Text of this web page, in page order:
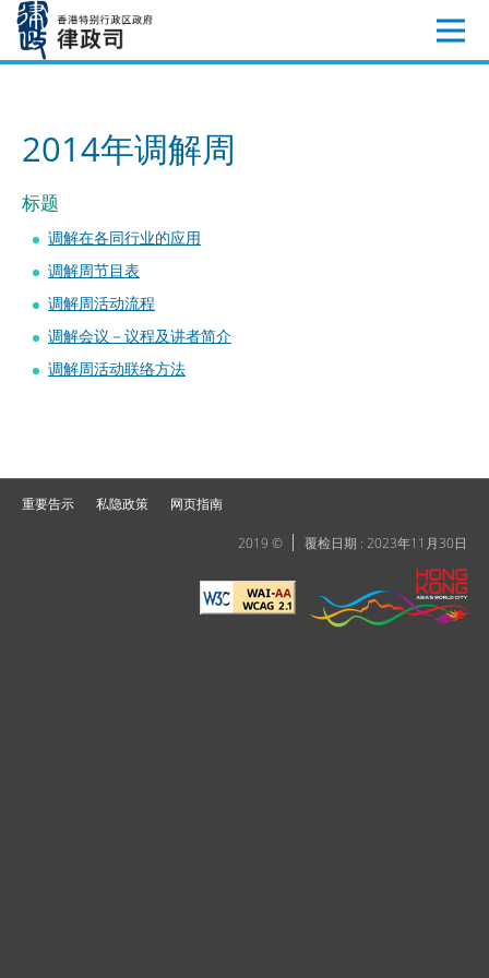
2014年调解周
标题
调解在各同行业的应用
调解周节目表
调解周活动流程
调解会议－议程及讲者简介
调解周活动联络方法
重要告示 私隐政策 网页指南
2019 © 覆检日期 : 2023年11月30日